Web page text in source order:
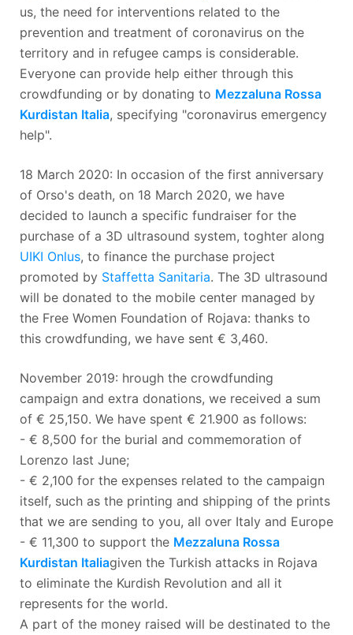
us, the need for interventions related to the
prevention and treatment of coronavirus on the
territory and in refugee camps is considerable.
Everyone can provide help either through this
crowdfunding or by donating to Mezzaluna Rossa
Kurdistan Italia, specifying "coronavirus emergency
help".
18 March 2020: In occasion of the first anniversary
of Orso's death, on 18 March 2020, we have
decided to launch a specific fundraiser for the
purchase of a 3D ultrasound system, toghter along
UIKI Onlus, to finance the purchase project
promoted by Staffetta Sanitaria. The 3D ultrasound
will be donated to the mobile center managed by
the Free Women Foundation of Rojava: thanks to
this crowdfunding, we have sent € 3,460.
November 2019: hrough the crowdfunding
campaign and extra donations, we received a sum
of € 25,150. We have spent € 21.900 as follows:
- € 8,500 for the burial and commemoration of
Lorenzo last June;
- € 2,100 for the expenses related to the campaign
itself, such as the printing and shipping of the prints
that we are sending to you, all over Italy and Europe
- € 11,300 to support the Mezzaluna Rossa
Kurdistan Italiagiven the Turkish attacks in Rojava
to eliminate the Kurdish Revolution and all it
represents for the world.
A part of the money raised will be destinated to the